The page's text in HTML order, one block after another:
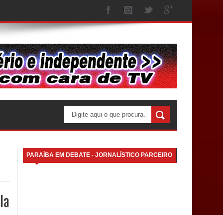
PARAÍBA EM DEBATE - JORNALÍSTICO PARCEIRO